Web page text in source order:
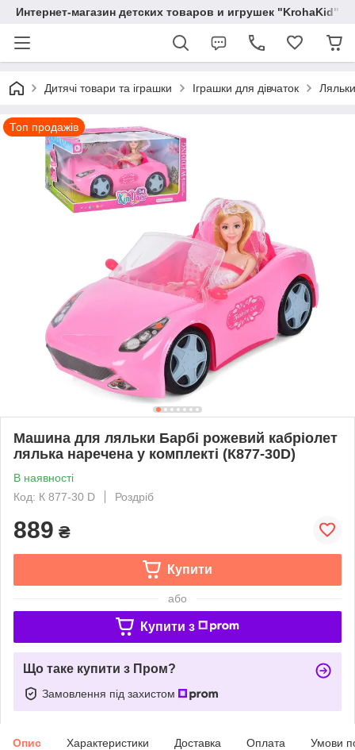
Интернет-магазин детских товаров и игрушек "KrohaKid"
Дитячі товари та іграшки Іграшки для дівчаток
Топ продажів
Машина для ляльки Барбі рожевий кабріолет
лялька наречена у комплекті (К877-30D)
В наявності
Код: К 877-30 D
Роздріб
889 ₴
Купити
або
Купити з
Що таке купити з Пром?
Замовлення під захистом
Опис Характеристики Доставка Оплата Умови